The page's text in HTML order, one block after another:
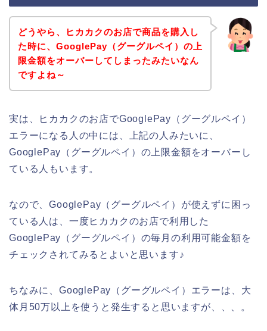
どうやら、ヒカカクのお店で商品を購入し
た時に、GooglePay（グーグルペイ）の上
限金額をオーバーしてしまったみたいなん
ですよね～
実は、ヒカカクのお店でGooglePay（グーグルペイ）
エラーになる人の中には、上記の人みたいに、
GooglePay（グーグルペイ）の上限金額をオーバーし
ている人もいます。
なので、GooglePay（グーグルペイ）が使えずに困っ
ている人は、一度ヒカカクのお店で利用した
GooglePay（グーグルペイ）の毎月の利用可能金額を
チェックされてみるとよいと思います♪
ちなみに、GooglePay（グーグルペイ）エラーは、大
体月50万以上を使うと発生すると思いますが、、、。